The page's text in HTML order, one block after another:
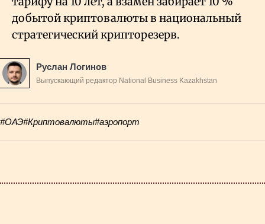
добытой криптовалюты в национальный
стратегический крипторезерв.
Руслан Логинов
Выпускающий редактор National Business Kazakhstan
#ОАЭ#Криптовалюты#аэропорт